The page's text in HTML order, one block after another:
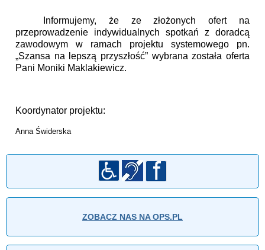
Informujemy, że ze złożonych ofert na
przeprowadzenie indywidualnych spotkań z doradcą
zawodowym w ramach projektu systemowego pn.
„Szansa na lepszą przyszłość” wybrana została oferta
Pani Moniki Maklakiewicz.
Koordynator projektu:
Anna Świderska
ZOBACZ NAS NA OPS.PL